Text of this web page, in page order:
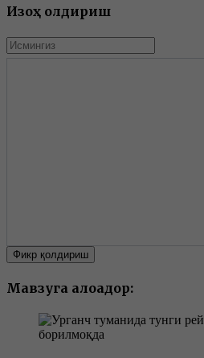
Изоҳ қолдириш
Фикр қолдириш
Мавзуга алоқадор: